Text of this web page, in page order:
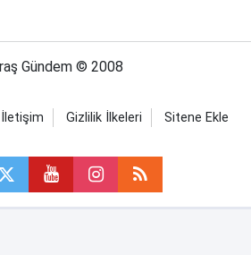
Gündem © 2008
İletişim Gizlilik İlkeleri Sitene Ekle